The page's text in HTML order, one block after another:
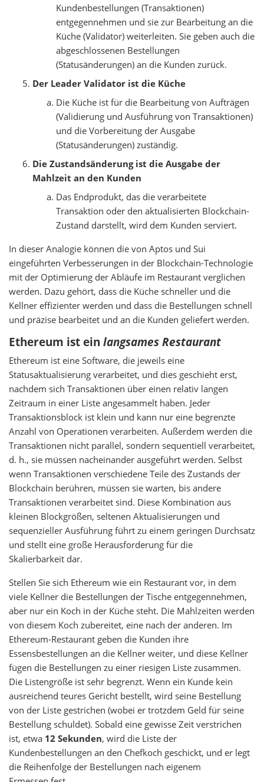
Kundenbestellungen (Transaktionen)
entgegennehmen und sie zur Bearbeitung an die
Küche (Validator) weiterleiten. Sie geben auch die
abgeschlossenen Bestellungen
(Statusänderungen) an die Kunden zurück.
Der Leader Validator ist die Küche
Die Küche ist für die Bearbeitung von Aufträgen
(Validierung und Ausführung von Transaktionen)
und die Vorbereitung der Ausgabe
(Statusänderungen) zuständig.
Die Zustandsänderung ist die Ausgabe der
Mahlzeit an den Kunden
Das Endprodukt, das die verarbeitete
Transaktion oder den aktualisierten Blockchain-
Zustand darstellt, wird dem Kunden serviert.
In dieser Analogie können die von Aptos und Sui
eingeführten Verbesserungen in der Blockchain-Technologie
mit der Optimierung der Abläufe im Restaurant verglichen
werden. Dazu gehört, dass die Küche schneller und die
Kellner effizienter werden und dass die Bestellungen schnell
und präzise bearbeitet und an die Kunden geliefert werden.
Ethereum ist ein langsames Restaurant
Ethereum ist eine Software, die jeweils eine
Statusaktualisierung verarbeitet, und dies geschieht erst,
nachdem sich Transaktionen über einen relativ langen
Zeitraum in einer Liste angesammelt haben. Jeder
Transaktionsblock ist klein und kann nur eine begrenzte
Anzahl von Operationen verarbeiten. Außerdem werden die
Transaktionen nicht parallel, sondern sequentiell verarbeitet,
d. h., sie müssen nacheinander ausgeführt werden. Selbst
wenn Transaktionen verschiedene Teile des Zustands der
Blockchain berühren, müssen sie warten, bis andere
Transaktionen verarbeitet sind. Diese Kombination aus
kleinen Blockgrößen, seltenen Aktualisierungen und
sequenzieller Ausführung führt zu einem geringen Durchsatz
und stellt eine große Herausforderung für die
Skalierbarkeit dar.
Stellen Sie sich Ethereum wie ein Restaurant vor, in dem
viele Kellner die Bestellungen der Tische entgegennehmen,
aber nur ein Koch in der Küche steht. Die Mahlzeiten werden
von diesem Koch zubereitet, eine nach der anderen. Im
Ethereum-Restaurant geben die Kunden ihre
Essensbestellungen an die Kellner weiter, und diese Kellner
fügen die Bestellungen zu einer riesigen Liste zusammen.
Die Listengröße ist sehr begrenzt. Wenn ein Kunde kein
ausreichend teures Gericht bestellt, wird seine Bestellung
von der Liste gestrichen (wobei er trotzdem Geld für seine
Bestellung schuldet). Sobald eine gewisse Zeit verstrichen
ist, etwa 12 Sekunden, wird die Liste der
Kundenbestellungen an den Chefkoch geschickt, und er legt
die Reihenfolge der Bestellungen nach eigenem